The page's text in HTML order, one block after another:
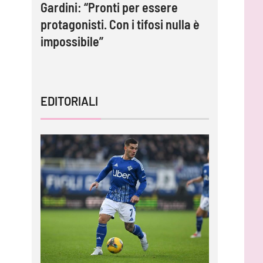
Le
Gardini: “Pronti per essere
protagonisti. Con i tifosi nulla è
impossibile”
EDITORIALI